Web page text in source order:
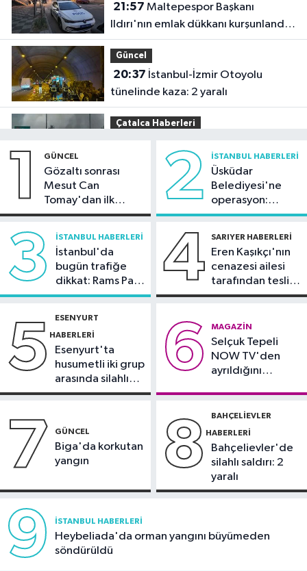
21:57
Ildırı'nın emlak dükkanı kurşunlandı:
1 yaralı
Güncel
20:37
tünelinde kaza: 2 yaralı
Çatalca Haberleri
dorsesi yandı; alevler tarım arazisine
sıçradı
güçlendirecek"
20:28
Ünal, yarı finalde
için geri sayım başladı
1 GÜNCEL
Gözaltı sonrası
Mesut Can
Tomay'dan ilk
açıklama
2 İSTANBUL HABERLERI
Üsküdar
Belediyesi'ne
operasyon:
Sinem Dedetaş'a
3 İSTANBUL HABERLERI
İstanbul'da
bugün trafiğe
dikkat: Rams Park
çevresinde bazı
4 SARIYER HABERLERI
Eren Kaşıkçı'nın
cenazesi ailesi
tarafından teslim
alındı
5 ESENYURT
HABERLERI
Esenyurt'ta
husumetli iki grup
arasında silahlı
kavga
6 MAGAZIN
Selçuk Tepeli
NOW TV'den
ayrıldığını
7 GÜNCEL
Biga'da korkutan
yangın
8 BAHÇELIEVLER
HABERLERI
Bahçelievler'de
silahlı saldırı: 2
yaralı
9 İSTANBUL HABERLERI
Heybeliada'da orman yangını büyümeden
söndürüldü